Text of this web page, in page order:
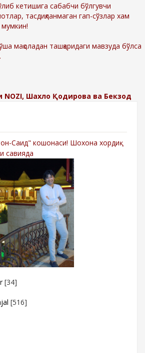
кетишига сабабчи бўлгувчи
тасдиқланмаган гап-сўзлар хам
мақоладан ташқаридаги мавзуда бўлса
NOZI, Шахло Қодирова ва Бекзод
Саид" кошонаси! Шохона хордиқ
савияда
[34]
[516]